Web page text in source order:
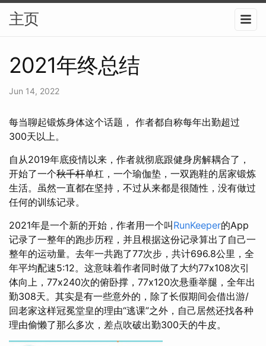
主页
2021年终总结
Jun 14, 2022
每当聊起锻炼身体这个话题， 作者都自称每年出勤超过
300天以上。
自从2019年底疫情以来，作者就彻底跟健身房解耦合了，
开始了一个秋千杆单杠，一个瑜伽垫，一双跑鞋的居家锻炼
生活。虽然一直都在坚持，不过从来都是很随性，没有做过
任何的训练记录。
2021年是一个新的开始，作者用一个叫RunKeeper的App
记录了一整年的跑步历程，并且根据这份记录算出了自己一
整年的运动量。去年一共跑了77次步，共计696.8公里，全
年平均配速5:12。这意味着作者同时做了大约77x108次引
体向上，77x240次的俯卧撑，77x120次悬垂举腿，全年出
勤308天。其实是有一些意外的，除了长假期间会借出游/
回老家这样冠冕堂皇的理由“逃课”之外，自己居然还找各种
理由偷懒了那么多次，差点吹破出勤300天的牛皮。